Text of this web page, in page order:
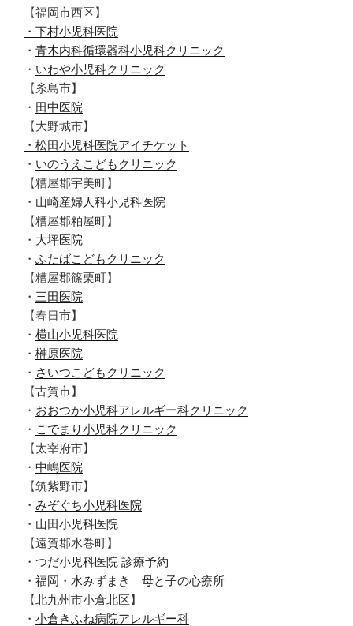
【福岡市西区】
・下村小児科医院
・ 青木内科循環器科小児科クリニック
・ いわや小児科クリニック
【糸島市】
・ 田中医院
【大野城市】
・松田小児科医院アイチケット
・ いのうえこどもクリニック
【糟屋郡宇美町】
・ 山崎産婦人科小児科医院
【糟屋郡粕屋町】
・ 大坪医院
・ ふたばこどもクリニック
【糟屋郡篠栗町】
・ 三田医院
【春日市】
・ 横山小児科医院
・ 榊原医院
・ さいつこどもクリニック
【古賀市】
・ おおつか小児科アレルギー科クリニック
・ こでまり小児科クリニック
【太宰府市】
・ 中嶋医院
【筑紫野市】
・ みぞぐち小児科医院
・ 山田小児科医院
【遠賀郡水巻町】
・ つだ小児科医院 診療予約
・ 福岡・水みずまき 母と子の心療所
【北九州市小倉北区】
・ 小倉きふね病院アレルギー科